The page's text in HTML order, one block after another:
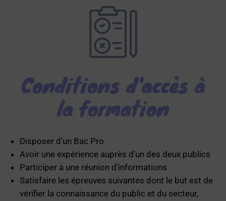
Conditions d'accès à
la formation
Disposer d’un Bac Pro
Avoir une expérience auprès d’un des deux publics
Participer à une réunion d’informations
Satisfaire les épreuves suivantes dont le but est de
vérifier la connaissance du public et du secteur,